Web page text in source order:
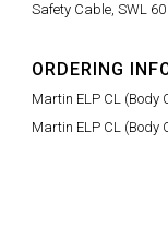
Safety Cable, SWL
ORDERING
Martin ELP CL (Body
Martin ELP CL (Body